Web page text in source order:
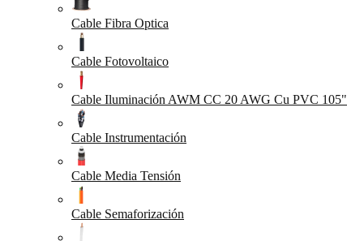
Cable Fibra Optica
Cable Fotovoltaico
Cable Iluminación AWM CC 20 AWG Cu PVC 105"
Cable Instrumentación
Cable Media Tensión
Cable Semaforización